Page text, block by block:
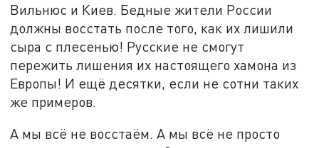
Вильнюс и Киев. Бедные жители России
должны восстать после того, как их лишили
сыра с плесенью! Русские не смогут
пережить лишения их настоящего хамона из
Европы! И ещё десятки, если не сотни таких
же примеров.
А мы всё не восстаём. А мы всё не просто